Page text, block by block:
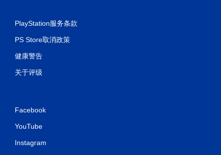
PlayStation服务条款
PS Store取消政策
健康警告
关于评级
Facebook
YouTube
Instagram